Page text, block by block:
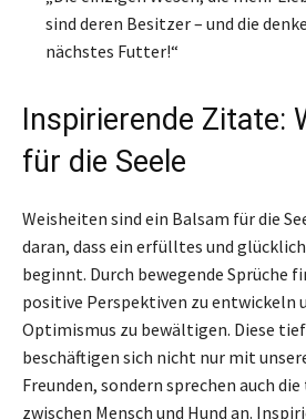
sind deren Besitzer – und die
nächstes Futter!“
Inspirierende Zitate:
für die Seele
Weisheiten sind ein Balsam für die
daran, dass ein erfülltes und
beginnt. Durch bewegende Sprüche
positive Perspektiven zu entwickeln
Optimismus zu bewältigen. Diese
beschäftigen sich nicht nur mit
Freunden, sondern sprechen auch
zwischen Mensch und Hund an.